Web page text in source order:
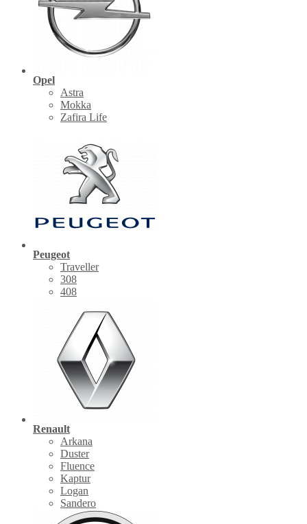
Opel
Astra
Mokka
Zafira Life
Peugeot
Traveller
308
408
Renault
Arkana
Duster
Fluence
Kaptur
Logan
Sandero